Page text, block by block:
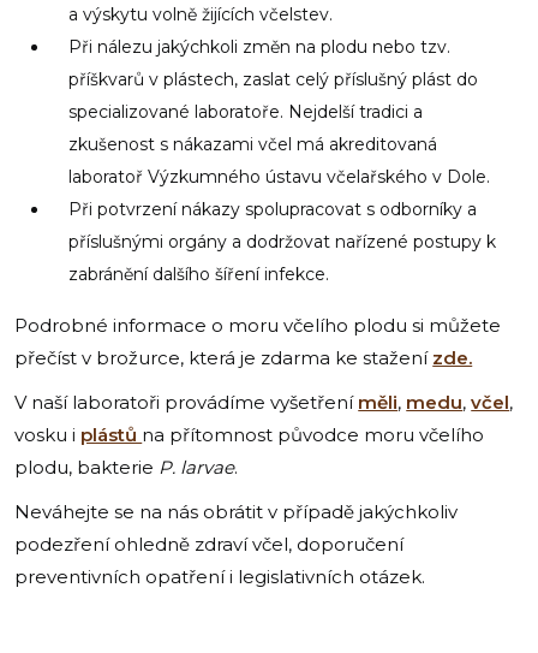
a výskytu volně žijících včelstev.
Při nálezu jakýchkoli změn na plodu nebo tzv.
příškvarů v plástech, zaslat celý příslušný plást do
specializované laboratoře. Nejdelší tradici a
zkušenost s nákazami včel má akreditovaná
laboratoř Výzkumného ústavu včelařského v Dole.
Při potvrzení nákazy spolupracovat s odborníky a
příslušnými orgány a dodržovat nařízené postupy k
zabránění dalšího šíření infekce.
Podrobné informace o moru včelího plodu si můžete
přečíst v brožurce, která je zdarma ke stažení zde.
V naší laboratoři provádíme vyšetření měli, medu,včel,
vosku i plástů na přítomnost původce moru včelího
plodu, bakterie P. larvae.
Neváhejte se na nás obrátit v případě jakýchkoliv
podezření ohledně zdraví včel, doporučení
preventivních opatření i legislativních otázek.